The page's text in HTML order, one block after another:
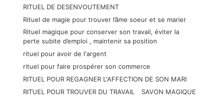
RITUEL DE DESENVOUTEMENT
Rituel de magie pour trouver l’âme soeur et se marier
Rituel magique pour conserver son travail, éviter la
perte subite d’emploi , maintenir sa position
rituel pour avoir de l'argent
rituel pour faire prospérer son commerce
RITUEL POUR REGAGNER L'AFFECTION DE SON MARI
RITUEL POUR TROUVER DU TRAVAIL
SAVON MAGIQUE